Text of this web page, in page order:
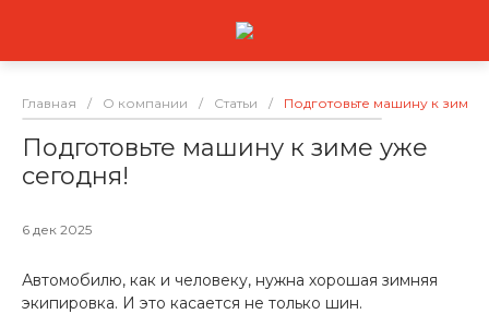
Главная / О компании / Статьи / Подготовьте машину к зиме
Подготовьте машину к зиме уже
сегодня!
6 дек 2025
Автомобилю, как и человеку, нужна хорошая зимняя
экипировка. И это касается не только шин.